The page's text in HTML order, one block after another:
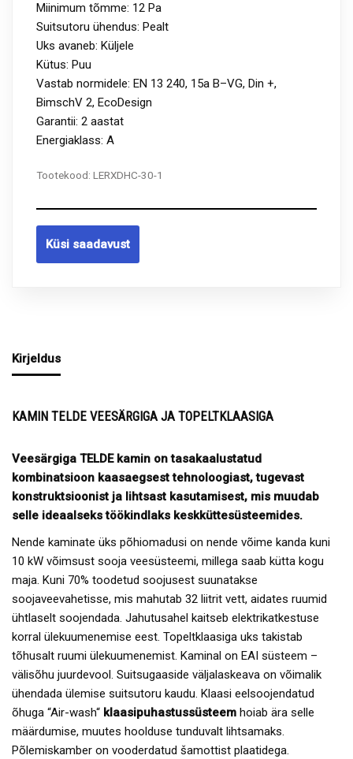
Miinimum tõmme: 12 Pa
Suitsutoru ühendus: Pealt
Uks avaneb: Küljele
Kütus: Puu
Vastab normidele: EN 13 240, 15a B–VG, Din +,
BimschV 2, EcoDesign
Garantii: 2 aastat
Energiaklass: A
Tootekood: LERXDHC-30-1
Küsi saadavust
Kirjeldus
KAMIN TELDE VEESÄRGIGA JA TOPELTKLAASIGA
Veesärgiga TELDE kamin on tasakaalustatud
kombinatsioon kaasaegsest tehnoloogiast, tugevast
konstruktsioonist ja lihtsast kasutamisest, mis muudab
selle ideaalseks töökindlaks keskküttesüsteemides.
Nende kaminate üks põhiomadusi on nende võime kanda kuni
10 kW võimsust sooja veesüsteemi, millega saab kütta kogu
maja. Kuni 70% toodetud soojusest suunatakse
soojaveevahetisse, mis mahutab 32 liitrit vett, aidates ruumid
ühtlaselt soojendada. Jahutusahel kaitseb elektrikatkestuse
korral ülekuumenemise eest. Topeltklaasiga uks takistab
tõhusalt ruumi ülekuumenemist. Kaminal on EAI süsteem –
välisõhu juurdevool. Suitsugaaside väljalaskeava on võimalik
ühendada ülemise suitsutoru kaudu. Klaasi eelsoojendatud
õhuga “Air-wash“ klaasipuhastussüsteem hoiab ära selle
määrdumise, muutes hoolduse tunduvalt lihtsamaks.
Põlemiskamber on vooderdatud šamottist plaatidega.